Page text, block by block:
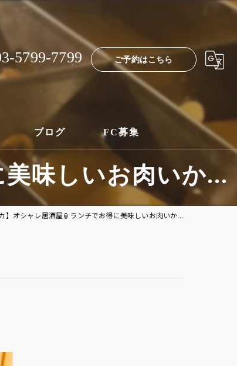
5799-7799 ご予約はこちら
ブログ FC募集
味しいお肉いか...
】オシャレ居酒屋🏮ランチでお得に美味しいお肉いか...